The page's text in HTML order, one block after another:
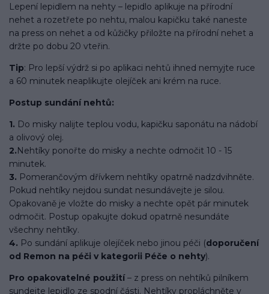
Lepení lepidlem na nehty – lepidlo aplikuje na přírodní
nehet a rozetřete po nehtu, malou kapičku také naneste
na press on nehet a od kůžičky přiložte na přírodní nehet a
držte po dobu 20 vteřin.
Tip: Pro lepší výdrž si po aplikaci nehtů ihned nemyjte ruce
a 60 minutek neaplikujte olejíček ani krém na ruce.
Postup sundání nehtů:
1. Do misky nalijte teplou vodu, kapičku saponátu na nádobí
a olivový olej.
2.Nehtíky ponořte do misky a nechte odmočit 10 - 15
minutek.
3. Pomerančovým dřívkem nehtíky opatrně nadzdvihněte.
Pokud nehtíky nejdou sundat nesundávejte je silou.
Opakovaně je vložte do misky a nechte opět pár minutek
odmočit. Postup opakujte dokud opatrně nesundáte
všechny nehtíky.
4. Po sundání aplikuje olejíček nebo jinou péči (doporučení
od Remon na péči v kategorii Péče o nehty).
Pro opakovatelné použití– z press on nehtíků pilníkem
sundejte lepidlo ze spodní části. Nehtíky propláchněte v